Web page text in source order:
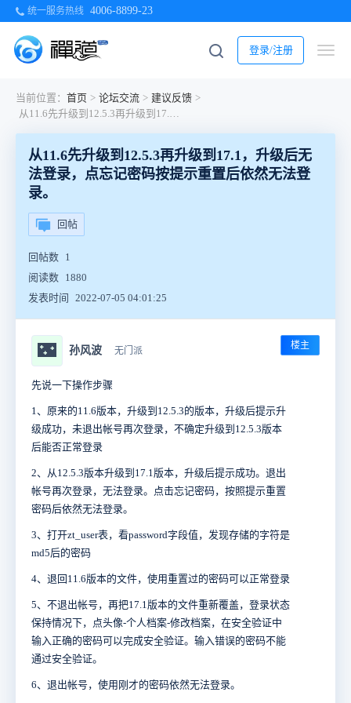
统一服务热线 4006-8899-23
登录/注册
当前位置： 首页 > 论坛交流 > 建议反馈 >
从11.6先升级到12.5.3再升级到17.1，升级后无法登录，点忘记密码按提示重置后依然无法登录。
从11.6先升级到12.5.3再升级到17.1，升级后无
法登录，点忘记密码按提示重置后依然无法登
录。
回帖
回帖数 1
阅读数 1880
发表时间
2022-07-05 04:01:25
🌃 孙风波 无门派 楼主
先说一下操作步骤
1、原来的11.6版本，升级到12.5.3的版本，升级后提示升
级成功，未退出帐号再次登录，不确定升级到12.5.3版本
后能否正常登录
2、从12.5.3版本升级到17.1版本，升级后提示成功。退出
帐号再次登录，无法登录。点击忘记密码，按照提示重置
密码后依然无法登录。
3、打开zt_user表，看password字段值，发现存储的字符是
md5后的密码
4、退回11.6版本的文件，使用重置过的密码可以正常登录
5、不退出帐号，再把17.1版本的文件重新覆盖，登录状态
保持情况下，点头像-个人档案-修改档案，在安全验证中
输入正确的密码可以完成安全验证。输入错误的密码不能
通过安全验证。
6、退出帐号，使用刚才的密码依然无法登录。